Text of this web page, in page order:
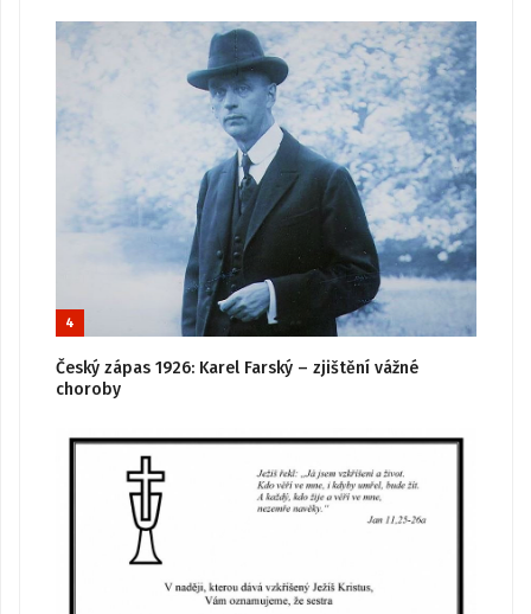
4
Český zápas 1926: Karel Farský – zjištění vážné
choroby